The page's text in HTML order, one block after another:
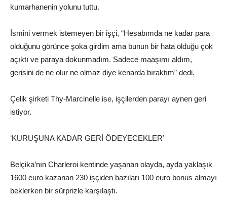
kumarhanenin yolunu tuttu.
İsmini vermek istemeyen bir işçi, “Hesabımda ne kadar para
olduğunu görünce şoka girdim ama bunun bir hata olduğu çok
açıktı ve paraya dokunmadım. Sadece maaşımı aldım,
gerisini de ne olur ne olmaz diye kenarda bıraktım” dedi.
Çelik şirketi Thy-Marcinelle ise, işçilerden parayı aynen geri
istiyor.
‘KURUŞUNA KADAR GERİ ÖDEYECEKLER’
Belçika’nın Charleroi kentinde yaşanan olayda, ayda yaklaşık
1600 euro kazanan 230 işçiden bazıları 100 euro bonus almayı
beklerken bir sürprizle karşılaştı.